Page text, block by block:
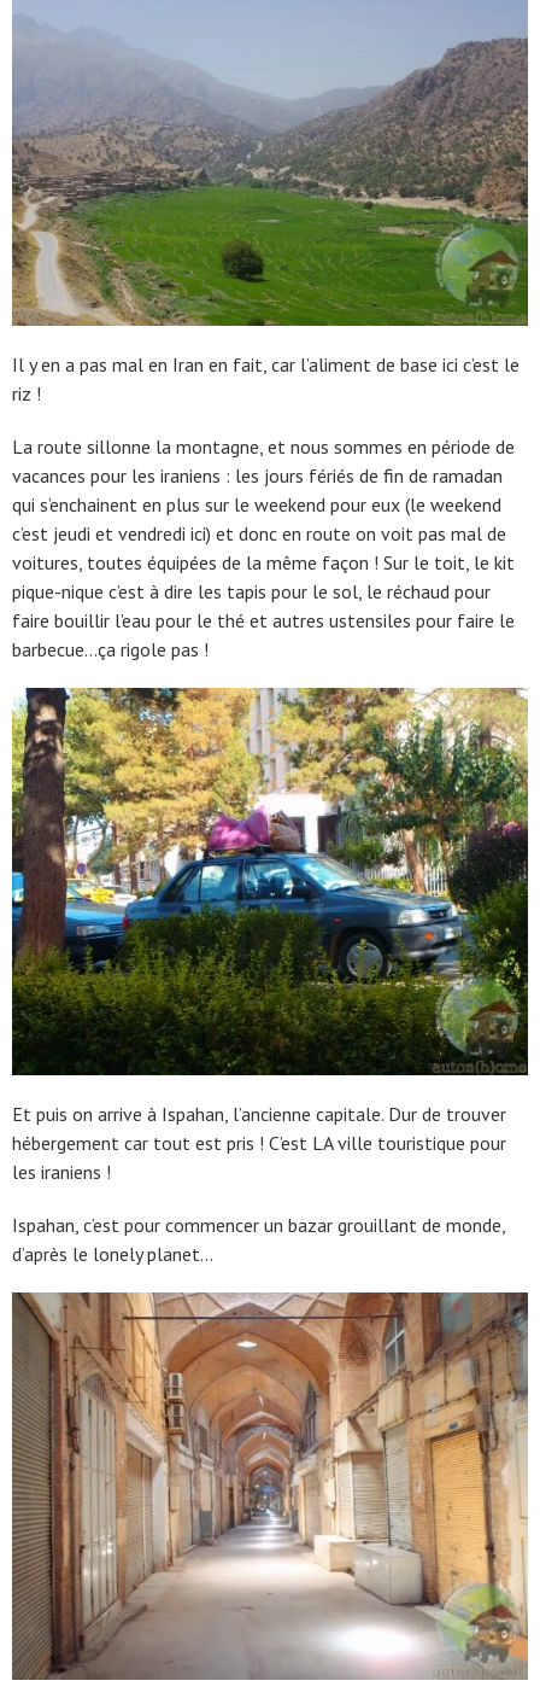
Il y en a pas mal en Iran en fait, car l’aliment de base ici c’est le
riz !
La route sillonne la montagne, et nous sommes en période de
vacances pour les iraniens : les jours fériés de fin de ramadan
qui s’enchainent en plus sur le weekend pour eux (le weekend
c’est jeudi et vendredi ici) et donc en route on voit pas mal de
voitures, toutes équipées de la même façon ! Sur le toit, le kit
pique-nique c’est à dire les tapis pour le sol, le réchaud pour
faire bouillir l’eau pour le thé et autres ustensiles pour faire le
barbecue…ça rigole pas !
Et puis on arrive à Ispahan, l’ancienne capitale. Dur de trouver
hébergement car tout est pris ! C’est LA ville touristique pour
les iraniens !
Ispahan, c’est pour commencer un bazar grouillant de monde,
d’après le lonely planet…